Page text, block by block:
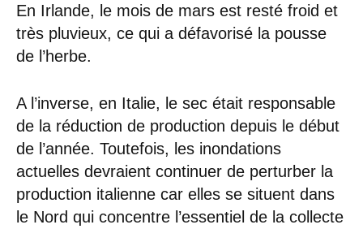
En Irlande, le mois de mars est resté froid et
très pluvieux, ce qui a défavorisé la pousse
de l’herbe.
A l’inverse, en Italie, le sec était responsable
de la réduction de production depuis le début
de l’année. Toutefois, les inondations
actuelles devraient continuer de perturber la
production italienne car elles se situent dans
le Nord qui concentre l’essentiel de la collecte